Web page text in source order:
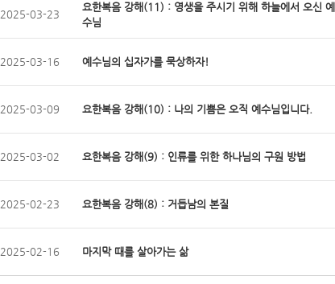
2025-03-23
요한복음 강해(11) : 영생을 주시기 위해 하늘에서 오신 예
수님
2025-03-16 예수님의 십자가를 묵상하자!
2025-03-09 요한복음 강해(10) : 나의 기쁨은 오직 예수님입니다.
2025-03-02 요한복음 강해(9) : 인류를 위한 하나님의 구원 방법
2025-02-23 요한복음 강해(8) : 거듭남의 본질
2025-02-16 마지막 때를 살아가는 삶